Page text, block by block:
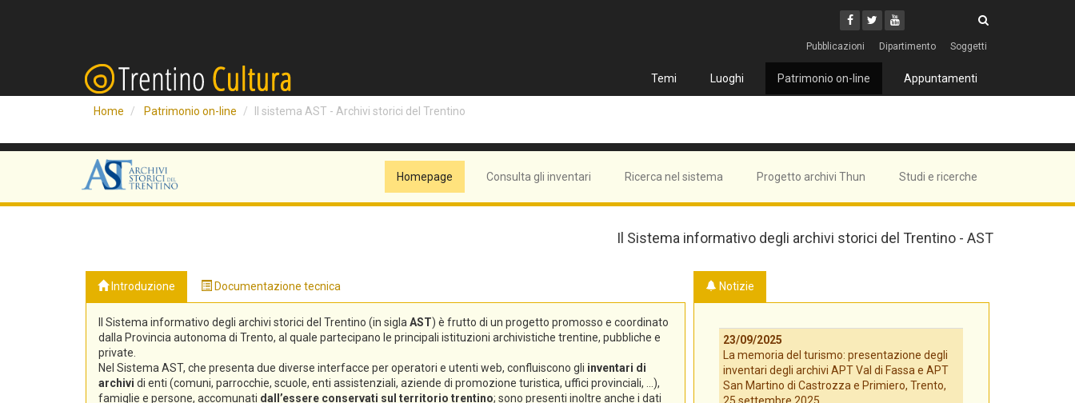
Facebook
Twitter
Youtube
Pubblicazioni Dipartimento Soggetti
Temi Luoghi Patrimonio on-line Appuntamenti
Home Patrimonio on-line Il sistema AST - Archivi storici del Trentino
Homepage Consulta gli inventari Ricerca nel sistema Progetto archivi Thun Studi e ricerche
Il Sistema informativo degli archivi storici del Trentino - AST
Introduzione Documentazione tecnica
Il Sistema informativo degli archivi storici del Trentino (in sigla AST) è frutto di un progetto promosso e coordinato
dalla Provincia autonoma di Trento, al quale partecipano le principali istituzioni archivistiche trentine, pubbliche e
private.
Nel Sistema AST, che presenta due diverse interfacce per operatori e utenti web, confluiscono gli inventari di
archivi di enti (comuni, parrocchie, scuole, enti assistenziali, aziende di promozione turistica, uffici provinciali, ...),
famiglie e persone, accomunati dall’essere conservati sul territorio trentino; sono presenti inoltre anche i dati
Notizie
23/09/2025
La memoria del turismo: presentazione degli
inventari degli archivi APT Val di Fassa e APT
San Martino di Castrozza e Primiero, Trento,